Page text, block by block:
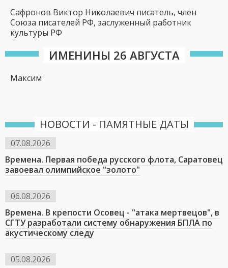
Сафронов Виктор Николаевич писатель, член
Союза писателей РФ, заслуженный работник
культуры РФ
ИМЕНИНЫ 26 АВГУСТА
Максим
НОВОСТИ - ПАМЯТНЫЕ ДАТЫ
07.08.2026
Времена. Первая победа русского флота, Саратовец
завоевал олимпийское "золото"
06.08.2026
Времена. В крепости Осовец - "атака мертвецов", в
СГТУ разработали систему обнаружения БПЛА по
акустическому следу
05.08.2026